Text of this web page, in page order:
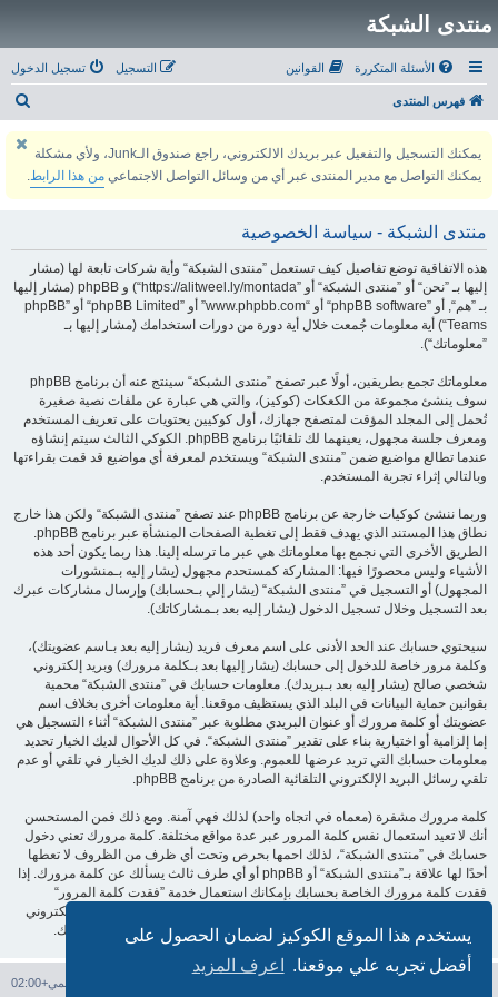
يستخدم هذا الموقع الكوكيز لضمان الحصول على
أفضل تجربه علي موقعنا.
اعرف المزيد
منتدى الشبكة
الأسئلة المتكررة القوانين تسجيل الدخول التسجيل
فهرس المنتدى
يمكنك التسجيل والتفعيل عبر بريدك الالكتروني، راجع صندوق الـJunk، ولأي مشكلة
يمكنك التواصل مع مدير المنتدى عبر أي من وسائل التواصل الاجتماعي من هذا الرابط.
منتدى الشبكة - سياسة الخصوصية
هذه الاتفاقية توضع تفاصيل كيف تستعمل ”منتدى الشبكة“ وأية شركات تابعة لها (مشار
إليها بـ ”نحن“ أو ”منتدى الشبكة“ أو ”https://alitweel.ly/montada“) و phpBB (مشار إليها
بـ ”هم“, أو ”phpBB software“ أو “www.phpbb.com” أو ”phpBB Limited“ أو ”phpBB
Teams“) أية معلومات جُمعت خلال أية دورة من دورات استخدامك (مشار إليها بـ
”معلوماتك“).
معلوماتك تجمع بطريقين، أولًا عبر تصفح ”منتدى الشبكة“ سينتج عنه أن برنامج phpBB
سوف ينشئ مجموعة من الكعكات (كوكيز)، والتي هي عبارة عن ملفات نصية صغيرة
تُحمل إلى المجلد المؤقت لمتصفح جهازك، أول كوكيين يحتويات على تعريف المستخدم
ومعرف جلسة مجهول، يعينهما لك تلقائيًا برنامج phpBB. الكوكي الثالث سيتم إنشاؤه
عندما تطالع مواضيع ضمن ”منتدى الشبكة“ ويستخدم لمعرفة أي مواضيع قد قمت بقراءتها
وبالتالي إثراء تجربة المستخدم.
وربما ننشئ كوكيات خارجة عن برنامج phpBB عند تصفح ”منتدى الشبكة“ ولكن هذا خارج
نطاق هذا المستند الذي يهدف فقط إلى تغطية الصفحات المنشأة عبر برنامج phpBB.
الطريق الأخرى التي نجمع بها معلوماتك هي عبر ما ترسله إلينا. هذا ربما يكون أحد هذه
الأشياء وليس محصورًا فيها: المشاركة كمستحدم مجهول (يشار إليه بـمنشورات
المجهول) أو التسجيل في ”منتدى الشبكة“ (يشار إلي بـحسابك) وإرسال مشاركات عبرك
بعد التسجيل وخلال تسجيل الدخول (يشار إليه بعد بـمشاركاتك).
سيحتوي حسابك عند الحد الأدنى على اسم معرف فريد (يشار إليه بعد بـاسم عضويتك)،
وكلمة مرور خاصة للدخول إلى حسابك (يشار إليها بعد بـكلمة مرورك) وبريد إلكتروني
شخصي صالح (يشار إليه بعد بـبريدك). معلومات حسابك في ”منتدى الشبكة“ محمية
بقوانين حماية البيانات في البلد الذي يستظيف موقعنا. أية معلومات أخرى بخلاف اسم
عضويتك أو كلمة مرورك أو عنوان البريدي مطلوبة عبر ”منتدى الشبكة“ أثناء التسجيل هي
إما إلزامية أو اختيارية بناء على تقدير ”منتدى الشبكة“. في كل الأحوال لديك الخيار تحديد
معلومات حسابك التي تريد عرضها للعموم. وعلاوة على ذلك لديك الخيار في تلقي أو عدم
تلقي رسائل البريد الإلكتروني التلقائية الصادرة من برنامج phpBB.
كلمة مرورك مشفرة (معماه في اتجاه واحد) لذلك فهي آمنة. ومع ذلك فمن المستحسن
أنك لا تعيد استعمال نفس كلمة المرور عبر عدة مواقع مختلفة. كلمة مرورك تعني دخول
حسابك في ”منتدى الشبكة“، لذلك احمها بحرص وتحت أي ظرف من الظروف لا تعطها
أحدًا لها علاقة بـ”منتدى الشبكة“ أو phpBB أو أي طرف ثالث يسألك عن كلمة مرورك. إذا
فقدت كلمة مرورك الخاصة بحسابك بإمكانك استعمال خدمة ”فقدت كلمة المرور“
المقدمة من برنامج phpBB. هذه العملية ستسألك عن اسم عضويتك وبريدك الإلكتروني
وبعد ذلك برنامج phpBB سينشئ لك كلمة مرور جديدة لكي تدخل بها إلى حسابك.
التوقيت العالمي+02:00